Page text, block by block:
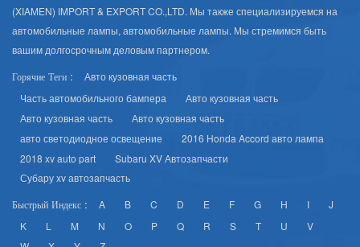
(XIAMEN) IMPORT & EXPORT CO.,LTD. Мы также специализируемся на
автомобильные лампы, автомобильные лампы. Мы стремимся быть
вашим долгосрочным деловым партнером.
Горячие Теги :
Авто кузовная часть
Часть автомобильного бампера
Авто кузовная часть
Авто кузовная часть
Авто кузовная часть
авто светодиодное освещение
2016 Honda Accord авто лампа
2018 xv auto part
Subaru XV Автозапчасти
Субару xv автозапчасть
Быстрый Индекс : A B C D E F G H I
J
K
L M N O P Q R S T U
V